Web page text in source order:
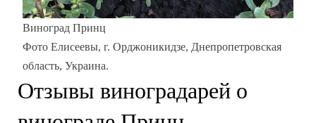
Виноград Принц
Фото Елисеевы, г. Орджоникидзе, Днепропетровская
область, Украина.
Отзывы виноградарей о